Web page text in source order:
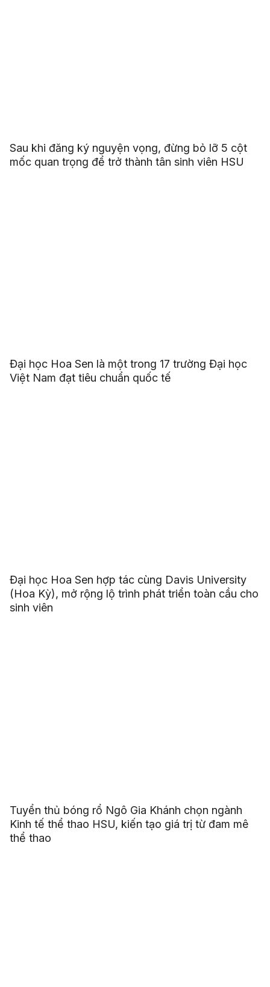
Sau khi đăng ký nguyện vọng, đừng bỏ lỡ 5 cột
mốc quan trọng để trở thành tân sinh viên HSU
Đại học Hoa Sen là một trong 17 trường Đại học
Việt Nam đạt tiêu chuẩn quốc tế
Đại học Hoa Sen hợp tác cùng Davis University
(Hoa Kỳ), mở rộng lộ trình phát triển toàn cầu cho
sinh viên
Tuyển thủ bóng rổ Ngô Gia Khánh chọn ngành
Kinh tế thể thao HSU, kiến tạo giá trị từ đam mê
thể thao